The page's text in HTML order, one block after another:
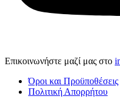
Επικοινωνήστε μαζί μας στο
Όροι και Προϋποθέσεις
Πολιτική Απορρήτου